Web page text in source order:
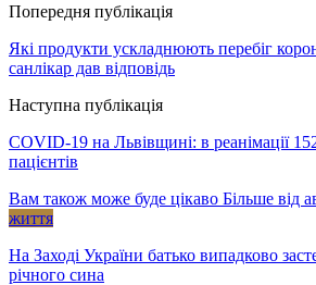
Попередня публікація
Які продукти ускладнюють перебіг
санлікар дав відповідь
Наступна публікація
COVID-19 на Львівщині: в реанімації
пацієнтів
Вам також може буде цікаво Більше від
життя
На Заході України батько випадково
річного сина